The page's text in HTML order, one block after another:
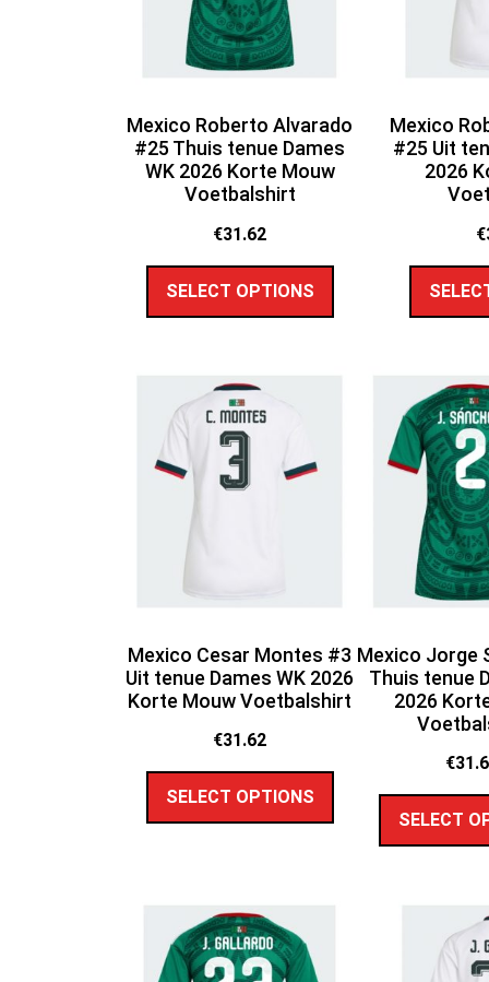
Mexico Roberto Alvarado
#25 Thuis tenue Dames
WK 2026 Korte Mouw
Voetbalshirt
€31.62
SELECT OPTIONS
Mexico
#25 Uit
2026
€
Mexico Cesar Montes #3
Uit tenue Dames WK 2026
Korte Mouw Voetbalshirt
€31.62
SELECT OPTIONS
Mexico Jorge
Thuis tenue
2026
€
SELECT